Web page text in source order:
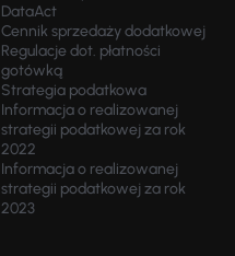
DataAct
Cennik sprzedaży dodatkowej
Regulacje dot. płatności
gotówką
Strategia podatkowa
Informacja o realizowanej
strategii podatkowej za rok
2022
Informacja o realizowanej
strategii podatkowej za rok
2023